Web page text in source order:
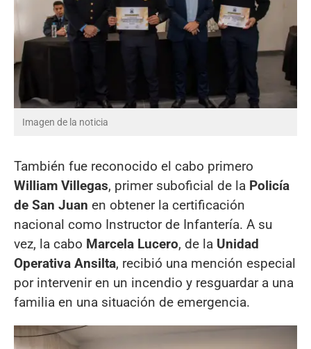
Imagen de la noticia
También fue reconocido el cabo primero
William Villegas, primer suboficial de la Policía
de San Juan en obtener la certificación
nacional como Instructor de Infantería. A su
vez, la cabo Marcela Lucero, de la Unidad
Operativa Ansilta, recibió una mención especial
por intervenir en un incendio y resguardar a una
familia en una situación de emergencia.